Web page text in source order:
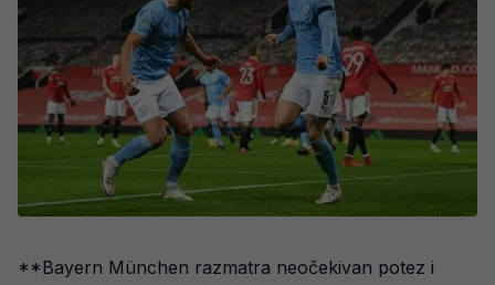
**Bayern München razmatra neočekivan potez i